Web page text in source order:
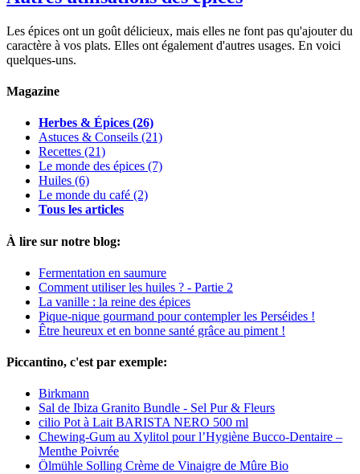
Les épices ont un goût délicieux, mais elles ne font pas qu'ajouter du
caractère à vos plats. Elles ont également d'autres usages. En voici
quelques-uns.
Magazine
Herbes & Épices (26)
Astuces & Conseils (21)
Recettes (21)
Le monde des épices (7)
Huiles (6)
Le monde du café (2)
Tous les articles
À lire sur notre blog:
Fermentation en saumure
Comment utiliser les huiles ? - Partie 2
La vanille : la reine des épices
Pique-nique gourmand pour contempler les Perséides !
Être heureux et en bonne santé grâce au piment !
Piccantino, c'est par exemple:
Birkmann
Sal de Ibiza Granito Bundle - Sel Pur & Fleurs
cilio Pot à Lait BARISTA NERO 500 ml
Chewing-Gum au Xylitol pour l’Hygiène Bucco-Dentaire –
Menthe Poivrée
Ölmühle Solling Crème de Vinaigre de Mûre Bio